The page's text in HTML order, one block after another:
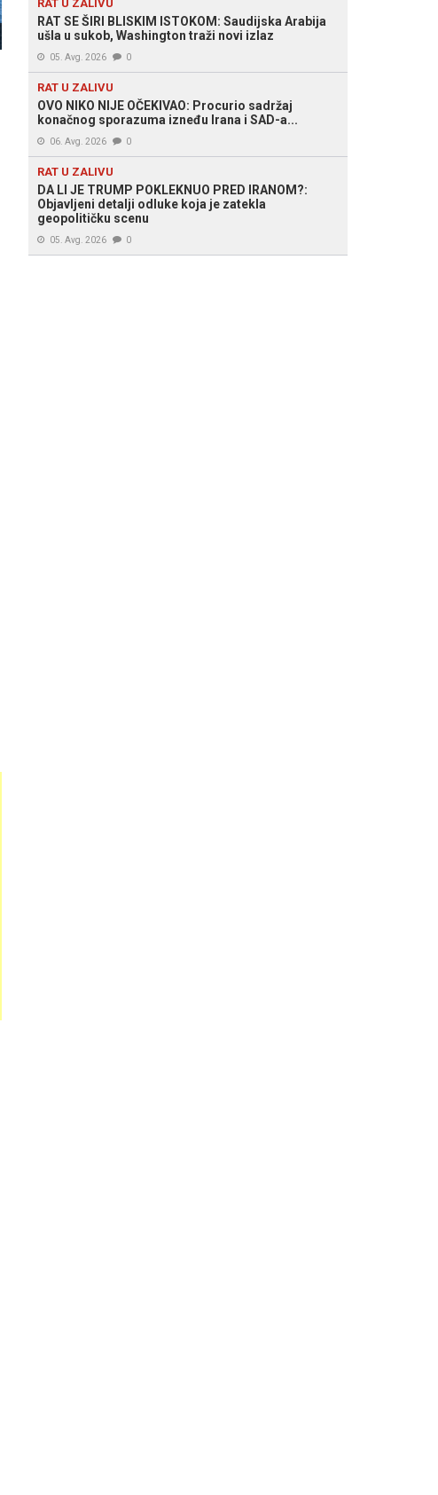
RAT U ZALIVU
RAT SE ŠIRI BLISKIM ISTOKOM: Saudijska Arabija
ušla u sukob, Washington traži novi izlaz
05. Avg. 2026 0
RAT U ZALIVU
OVO NIKO NIJE OČEKIVAO: Procurio sadržaj
konačnog sporazuma izneđu Irana i SAD-a...
06. Avg. 2026 0
RAT U ZALIVU
DA LI JE TRUMP POKLEKNUO PRED IRANOM?:
Objavljeni detalji odluke koja je zatekla
geopolitičku scenu
05. Avg. 2026 0